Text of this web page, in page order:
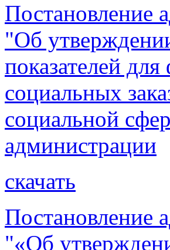
Постановление
"Об
показателей
социальных
социальной
администрации
скачать
Постановление
"«Об